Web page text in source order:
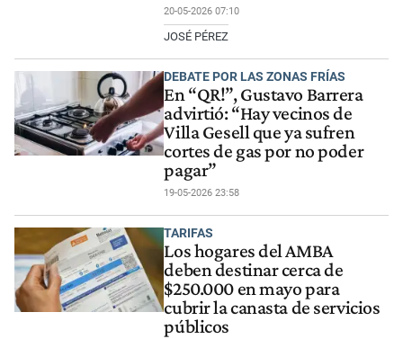
20-05-2026 07:10
JOSÉ PÉREZ
DEBATE POR LAS ZONAS FRÍAS
En “QR!”, Gustavo Barrera
advirtió: “Hay vecinos de
Villa Gesell que ya sufren
cortes de gas por no poder
pagar”
19-05-2026 23:58
TARIFAS
Los hogares del AMBA
deben destinar cerca de
$250.000 en mayo para
cubrir la canasta de servicios
públicos